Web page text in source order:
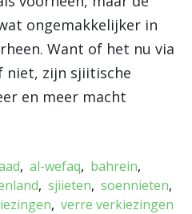
ongemakkelijker in
Want of het nu via
niet, zijn sjiitische
en meer macht
al-wefaq
bahrein
sjiieten soennieten
verre verkiezingen